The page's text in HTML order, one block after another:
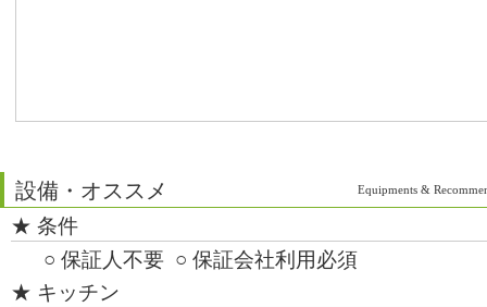
設備・オススメ Equipments &
★ 条件
○ 保証人不要 ○ 保証会社利用必須
★ キッチン